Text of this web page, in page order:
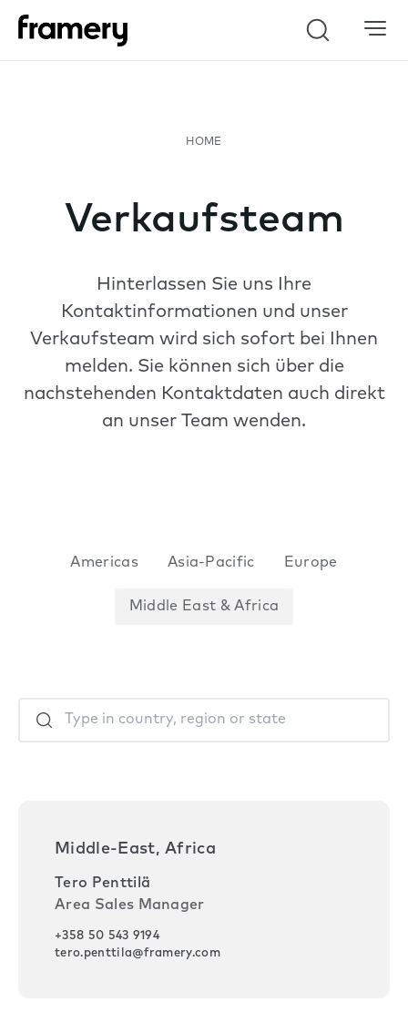
Search
Verkaufsteam
Hinterlassen Sie uns Ihre
Kontaktinformationen und unser
Verkaufsteam wird sich sofort bei Ihnen
melden. Sie können sich über die
nachstehenden Kontaktdaten auch direkt
an unser Team wenden.
Americas Asia-Pacific Europe
Middle East & Africa
Middle-East, Africa
Tero Penttilä
Area Sales Manager
+358 50 543 9194
tero.penttila@framery.com